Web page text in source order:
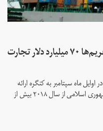
گزارش دولت آمریکا به کنگره: تحریم‌ها ۷۰ میلیارد دلار تجارت
ماه سپتامبر به کنگره ارائه
شد، تحریم‌های دولت دونالد ترامپ علیه جمهوری اسلامی از سال ۲۰۱۸ بیش از